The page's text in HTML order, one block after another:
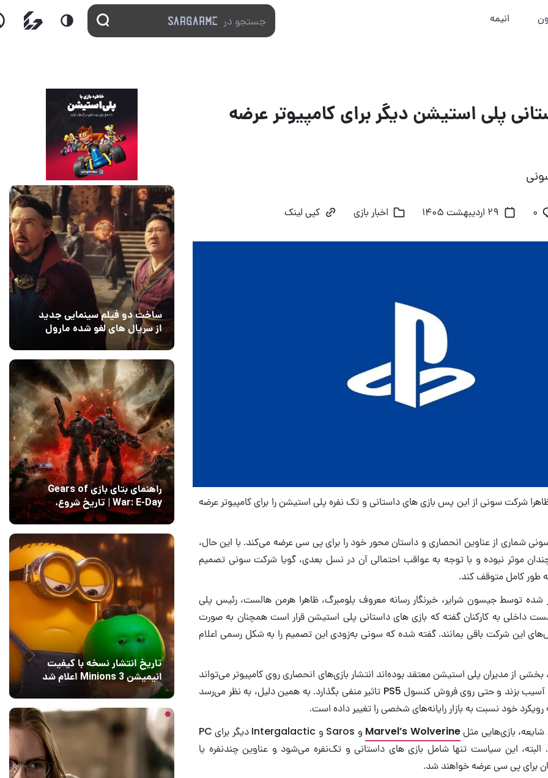
انیمه
پلی استیشن دیگر برای کامپیوتر عرضه
۰ 29 اردیبهشت 1405 اخبار بازی کپی لینک
شرکت سونی از این پس بازی های داستانی و تک نفره پلی استیشن را برای کامپیوتر عرضه
شماری از عناوین انحصاری و داستان محور خود را برای پی سی عرضه می‌کند. با این حال،
موثر نبوده و با توجه به عواقب احتمالی آن در نسل بعدی، گویا شرکت سونی تصمیم
به طور کامل متوقف کند.
شده توسط جیسون شرایر، خبرنگار رسانه معروف بلومبرگ، ظاهرا هرمن هالست، رئیس پلی
داخلی به کارکنان گفته که بازی های داستانی پلی استیشن قرار است همچنان به صورت
این شرکت باقی بمانند. گفته شده که سونی به‌زودی این تصمیم را به شکل رسمی اعلام
از مدیران پلی استیشن معتقد بوده‌اند انتشار بازی‌های انحصاری روی کامپیوتر می‌تواند
به برند پلی استیشن آسیب بزند و حتی روی فروش کنسول PS5 تاثیر منفی بگذارد. به همین دلیل، به نظر می‌رسد
خود نسبت به بازار رایانه‌های شخصی را تغییر داده است.
بازی‌هایی مثلMarvel’s Wolverine
و Saros و Intergalactic دیگر برای PC
این سیاست تنها شامل بازی های داستانی و تک‌نفره می‌شود و عناوین چندنفره یا
برای پی سی عرضه خواهند شد.
ساخت دو فیلم سینمایی جدید
از سریال های لغو شده مارول
۰
راهنمای بتای بازی Gears of
War: E-Day | تاریخ‌ شروع،
محتواها و نحوه دسترسی
تاریخ انتشار نسخه با کیفیت
انیمیشن Minions 3 اعلام شد